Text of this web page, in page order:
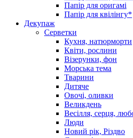
Папір для оригамі
Папір для квілінгу*
Декупаж
Серветки
Кухня, натюрморти
Квіти, рослини
Візерунки, фон
Морська тема
Тварини
Дитяче
Овочі, оливки
Великдень
Весілля, серця,
Люди
Новий рік, Різдво